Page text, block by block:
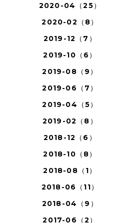
2020-04（25）
2020-02（8）
2019-12（7）
2019-10（6）
2019-08（9）
2019-06（7）
2019-04（5）
2019-02（8）
2018-12（6）
2018-10（8）
2018-08（1）
2018-06（11）
2018-04（9）
2017-06（2）